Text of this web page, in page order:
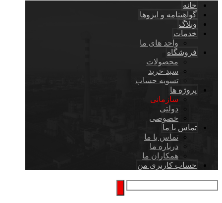
خانه
گواهینامه و ایزوها
وبلاگ
خدمات
واحد های ما
فروشگاه
محصولات
سبد خرید
تسویه حساب
پروژه ها
سازمانی
دولتی
خصوصی
تماس با ما
تماس با ما
درباره ما
همکاران ما
حساب کاربری من